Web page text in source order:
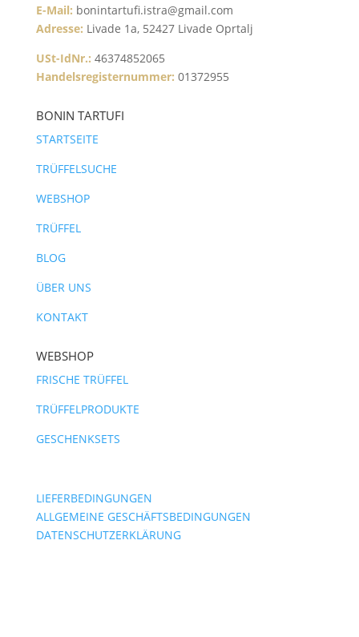
E-Mail: bonintartufi.istra@gmail.com
Adresse: Livade 1a, 52427 Livade Oprtalj
USt-IdNr.: 46374852065
Handelsregisternummer: 01372955
BONIN TARTUFI
STARTSEITE
TRÜFFELSUCHE
WEBSHOP
TRÜFFEL
BLOG
ÜBER UNS
KONTAKT
WEBSHOP
FRISCHE TRÜFFEL
TRÜFFELPRODUKTE
GESCHENKSETS
LIEFERBEDINGUNGEN
ALLGEMEINE GESCHÄFTSBEDINGUNGEN
DATENSCHUTZERKLÄRUNG